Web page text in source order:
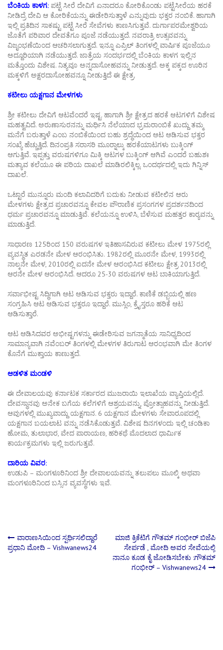
ಬೆಂಕಿಯ ಕಾಳಗ: ಪಟ್ಟೆ ಸೀರೆ ದೇವಿಗೆ ಏನಾದರೂ ಕೋರಿಕೊಂಡು ಪಟ್ಟೆಸೀರೆಯ ಹರಕೆ
ನೀಡಿದ್ರೆ ದೇವಿ ಆ ಕೋರಿಕೆಯನ್ನು ಈಡೇರಿಸುತ್ತಾಳೆ ಎನ್ನುವುದು ಭಕ್ತರ ನಂಬಿಕೆ. ಹಾಗಾಗಿ
ಇಲ್ಲಿ ಪ್ರತಿದಿನ ಸಾಕಷ್ಟು ಪಟ್ಟೆ ಸೀರೆ ಸೇವೆಗಳು ಕಾಣಸಿಗುತ್ತವೆ. ದುರ್ಗಾಪರಮೇಶ್ವರಿಯ
ಜೊತೆಗೆ ಪರಿವಾರ ದೇವತೆಗೂ ಪೂಜೆ ನಡೆಯುತ್ತದೆ. ನವರಾತ್ರಿ ಉತ್ಸವವನ್ನು
ವಿಜೃಂಭಣೆಯಿಂದ ಆಚರಿಸಲಾಗುತ್ತದೆ. ಇನ್ನೂ ಎಪ್ರಿಲ್ ತಿಂಗಳಲ್ಲಿ ವಾರ್ಷಿಕ ಪೂಜೆಯೂ
ಅದ್ದೂರಿಯಾಗಿ ನಡೆಯುತ್ತದೆ. ಜಾತ್ರೆಯ ಸಂದರ್ಭದಲ್ಲಿ ಬೆಂಕಿಯ ಕಾಳಗ ಇಲ್ಲಿನ
ಮತ್ತೊಂದು ವಿಶೇಷ. ನಿತ್ಯವೂ ಅನ್ನದಾಸೋಹವನ್ನು ನೀಡುತ್ತದೆ. ಅಕ್ಕ ಪಕ್ಕದ ಊರಿನ
ಮಕ್ಕಳಿಗೆ ಅಕ್ಷರದಾಸೋಹವನ್ನೂ ನೀಡುತ್ತಿದೆ ಈ ಕ್ಷೇತ್ರ.
ಕಟೀಲು ಯಕ್ಷಗಾನ ಮೇಳಗಳು
ಶ್ರೀ ಕಟೀಲು ದೇವಿಗೆ ಆಟವೆಂದರೆ ಇಷ್ಟ. ಹಾಗಾಗಿ ಶ್ರೀ ಕ್ಷೇತ್ರದ ಹರಕೆ ಆಟಗಳಿಗೆ ವಿಶೇಷ
ಮಹತ್ವವಿದೆ. ಅರುಣಾಸುರನನ್ನು ಮರ್ಧಿಸಿ ನೆಲೆಯಾದ ಭ್ರಮರಾಂಬಿಕೆ ಖುದ್ದು ತಮ್ಮ
ಮನೆಗೆ ಬರುತ್ತಾಳೆ ಎಂಬ ನಂಬಿಕೆಯಿಂದ ಬಹು ಶ್ರದ್ಧೆಯಿಂದ ಆಟ ಆಡಿಸುವ ಭಕ್ತರ
ಸಂಖ್ಯೆ ಹೆಚ್ಚುತ್ತಿದೆ. ದಿನಂಪ್ರತಿ ಸರಾಸರಿ ಮೂರ‍್ನಾಲ್ಕು ಹರಕೆಯಾಟಗಳು ಬುಕ್ಕಿಂಗ್
ಆಗುತ್ತಿವೆ. ಇಪ್ಪತ್ತು ವರುಷಗಳಿಗೂ ಮಿಕ್ಕಿ ಆಟಗಳ ಬುಕ್ಕಿಂಗ್ ಆಗಿವೆ ಎಂದರೆ ಬಹುಶಃ
ಮತ್ಯಾವ ಕಲೆಯೂ ಈ ಪರಿಯ ದಾಖಲೆ ಮಾಡಿರಲಿಕ್ಕಿಲ್ಲ. ಒಂದರ್ಥದಲ್ಲಿ ಇದು ಗಿನ್ನಿಸ್
ದಾಖಲೆ.
ಒಟ್ಟಾರೆ ಮುನ್ನೂರು ಮಂದಿ ಕಲಾವಿದರಿಗೆ ಬದುಕು ನೀಡುವ ಕಟೀಲಿನ ಆರು
ಮೇಳಗಳು ಕ್ಷೇತ್ರದ ಪ್ರಚಾರವನ್ನೂ ಕೇವಲ ಪೌರಾಣಿಕ ಪ್ರಸಂಗಗಳ ಪ್ರದರ್ಶನದಿಂದ
ಧರ್ಮ ಪ್ರಚಾರವನ್ನೂ ಮಾಡುತ್ತಿವೆ. ಕಲೆಯನ್ನೂ ಉಳಿಸಿ, ಬೆಳೆಸುವ ಮಹತ್ತರ ಕಾರ‍್ಯವನ್ನು
ಮಾಡುತ್ತಿದೆ.
ಸಾಧಾರಣ 125ರಿಂದ 150 ವರುಷಗಳ ಇತಿಹಾಸವಿರುವ ಕಟೀಲು ಮೇಳ 1975ರಲ್ಲಿ
ವ್ಯವಸ್ಥಿತ ಎರಡನೇ ಮೇಳ ಆರಂಭಿಸಿತು. 1982ರಲ್ಲಿ ಮೂರನೇ ಮೇಳ, 1993ರಲ್ಲಿ
ನಾಲ್ಕನೇ ಮೇಳ, 2010ರಲ್ಲಿ ಐದನೇ ಮೇಳ ಆರಂಭಿಸಿದ ಕಟೀಲು ಕ್ಷೇತ್ರ 2013ರಲ್ಲಿ
ಆರನೇ ಮೇಳ ಆರಂಭಿಸಿದೆ. ಆದರೂ 25-30 ವರುಷಗಳ ಆಟ ಬಾಕಿಯಾಗುತ್ತಿದೆ.
ಸರ್ವಾಭೀಷ್ಟ ಸಿದ್ಧಿಗಾಗಿ ಆಟ ಆಡಿಸುವ ಭಕ್ತರು ಇದ್ದಾರೆ. ಕಾಣಿಕೆ ಡಬ್ಬಿಯಲ್ಲಿ ಹಣ
ಸಂಗ್ರಹಿಸಿ ಆಟ ಆಡಿಸುವ ಭಕ್ತರೂ ಇದ್ದಾರೆ. ಮುಸ್ಲಿಂ, ಕ್ರೈಸ್ತರೂ ಹರಿಕೆ ಆಟ
ಆಡಿಸುತ್ತಾರೆ.
ಆಟ ಆಡಿಸಿದವರ ಅಭೀಷ್ಟಗಳನ್ನು ಈಡೇರಿಸುವ ಜಗನ್ಮಾತೆಯ ಸಾನಿಧ್ಯದಿಂದ
ಸಾಮಾನ್ಯವಾಗಿ ನವೆಂಬರ್ ತಿಂಗಳಲ್ಲಿ ಮೇಳಗಳ ತಿರುಗಾಟ ಆರಂಭವಾಗಿ ಮೇ ತಿಂಗಳ
ಕೊನೆಗೆ ಮುಕ್ತಾಯ ಕಾಣುತ್ತದೆ.
ಆಡಳಿತ ಮಂಡಳಿ
ಈ ದೇವಾಲಯವು ಕರ್ನಾಟಕ ಸರ್ಕಾರದ ಮುಜರಾಯಿ ಇಲಾಖೆಯ ವ್ಯಾಪ್ತಿಯಲ್ಲಿದೆ.
ದೇವಸ್ಥಾನವು ಅನೇಕ ಬಗೆಯ ಕಲೆಗಳಿಗೆ ಆಶ್ರಯವನ್ನು, ಪ್ರೋತ್ಸಾಹವನ್ನು ನೀಡುತ್ತಿದೆ.
ಆವುಗಳಲ್ಲಿ ಮುಖ್ಯವಾದ್ದು ಯಕ್ಷಗಾನ. 6 ಯಕ್ಷಗಾನ ಮೇಳಗಳು ಸೇವಾರೂಪದಲ್ಲಿ
ಯಕ್ಷಗಾನ ಬಯಲಾಟ ವನ್ನು ನಡೆಸಿಕೊಡುತ್ತವೆ. ವಿಶೇಷ ದಿನಗಳಂದು ಇಲ್ಲಿ ಚಂಡಿಕಾ
ಹೋಮ, ತುಲಾಭಾರ, ವೇದ ಪಾರಾಯಣ, ಹರಿಕಥೆ ಮೊದಲಾದ ಧಾರ್ಮಿಕ
ಕಾರ್ಯಕ್ರಮಗಳು ಇಲ್ಲಿ ಜರುಗುತ್ತವೆ.
ದಾರಿಯ ವಿವರ:
ಉಡುಪಿ – ಮಂಗಳೂರಿನಿಂದ ಶ್ರೀ ದೇವಾಲಯವನ್ನು ತಲುಪಲು ಮೂಲ್ಕಿ ಅಥವಾ
ಮಂಗಳೂರಿನಿಂದ ಬಸ್ಸಿನ ವ್ಯವಸ್ಥೆಗಳು ಇವೆ.
Post
navigation
ವಾರಾಣಸಿಯಿಂದ ಸ್ಪರ್ಧಿಸಲಿದ್ದಾರೆ
ಪ್ರಧಾನಿ ಮೋದಿ – Vishwanews24
ಮಾಜಿ ಕ್ರಿಕೆಟಿಗೆ ಗೌತಮ್ ಗಂಭೀರ್ ಬಿಜೆಪಿ
ಸೇರ್ಪಡೆ , ಮೋದಿ ಅವರ ಸೇವೆಯಲ್ಲಿ
ನಾನೂ ಕೂಡ ಕೈ ಜೋಡಿಸಬೇಕು :ಗೌತಮ್
ಗಂಭೀರ್ – Vishwanews24